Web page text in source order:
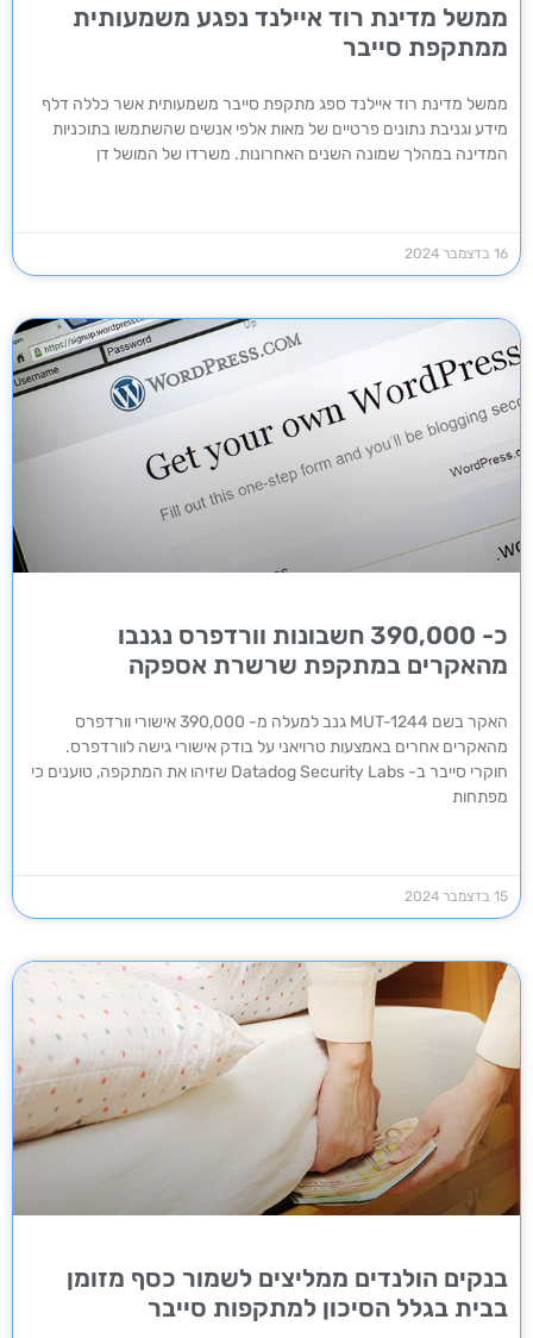
ממשל מדינת רוד איילנד נפגע משמעותית
ממתקפת סייבר
ממשל מדינת רוד איילנד ספג מתקפת סייבר משמעותית אשר כללה דלף
מידע וגניבת נתונים פרטיים של מאות אלפי אנשים שהשתמשו בתוכניות
המדינה במהלך שמונה השנים האחרונות. משרדו של המושל דן
16 בדצמבר 2024
כ- 390,000 חשבונות וורדפרס נגנבו
מהאקרים במתקפת שרשרת אספקה
האקר בשם MUT-1244 גנב למעלה מ- 390,000 אישורי וורדפרס
מהאקרים אחרים באמצעות טרויאני על בודק אישורי גישה לוורדפרס.
חוקרי סייבר ב- Datadog Security Labs שזיהו את המתקפה, טוענים כי
מפתחות
15 בדצמבר 2024
בנקים הולנדים ממליצים לשמור כסף מזומן
בבית בגלל הסיכון למתקפות סייבר